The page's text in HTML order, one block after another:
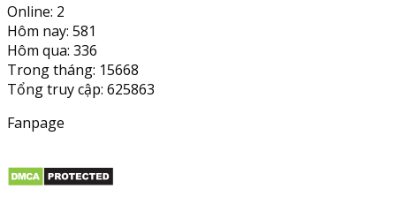
Online: 2
Hôm nay: 581
Hôm qua: 336
Trong tháng: 15668
Tổng truy cập: 625863
Fanpage